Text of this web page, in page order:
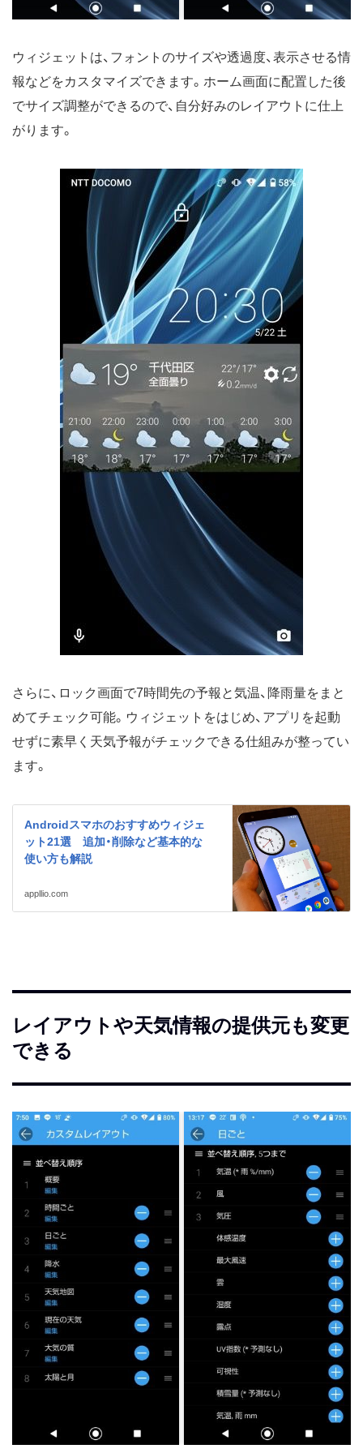
ウィジェットは、フォントのサイズや透過度、表示させる情
報などをカスタマイズできます。ホーム画面に配置した後
でサイズ調整ができるので、自分好みのレイアウトに仕上
がります。
さらに、ロック画面で7時間先の予報と気温、降雨量をまと
めてチェック可能。ウィジェットをはじめ、アプリを起動
せずに素早く天気予報がチェックできる仕組みが整ってい
ます。
Androidスマホのおすすめウィジェ
ット21選 追加・削除など基本的な
使い方も解説
appllio.com
レイアウトや天気情報の提供元も変更
できる